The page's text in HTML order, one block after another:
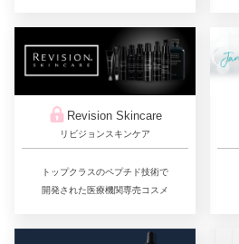
Revision Skincare
リビジョンスキンケア
トップクラスのペプチド技術で
開発された医療機関専売コスメ